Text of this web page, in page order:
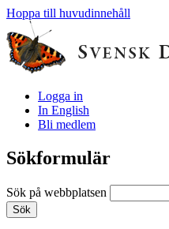
Hoppa till huvudinnehåll
Logga in
In English
Bli medlem
Sökformulär
Sök på webbplatsen